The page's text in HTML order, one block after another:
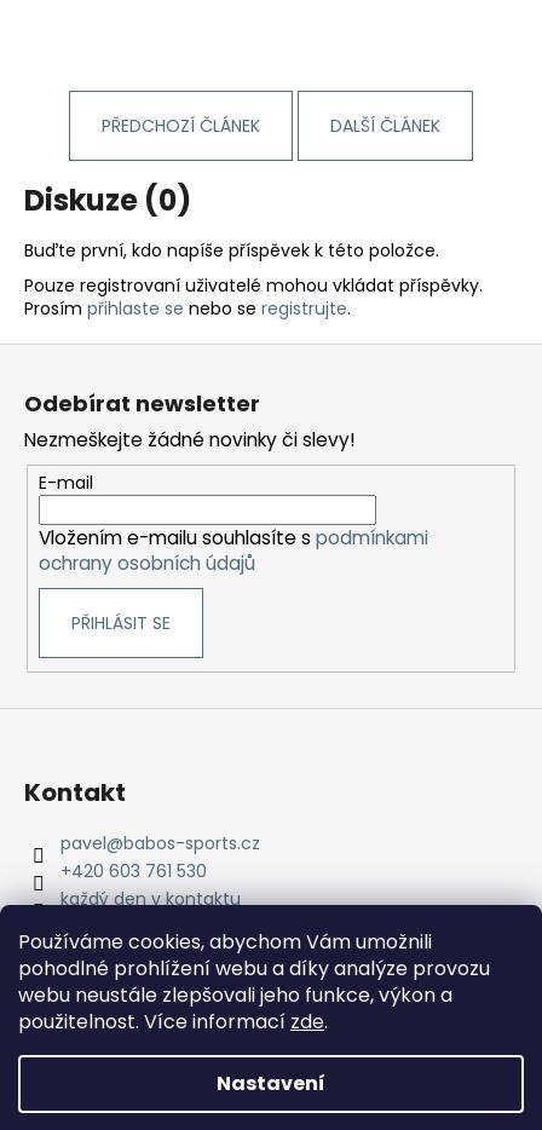
Používáme cookies, abychom Vám umožnili
pohodlné prohlížení webu a díky analýze provozu
webu neustále zlepšovali jeho funkce, výkon a
použitelnost. Více informací zde.
Nastavení
PŘEDCHOZÍ ČLÁNEK DALŠÍ ČLÁNEK
Diskuze (0)
Buďte první, kdo napíše příspěvek k této položce.
Pouze registrovaní uživatelé mohou vkládat příspěvky.
Prosím přihlaste se nebo se registrujte.
Odebírat newsletter
Nezmeškejte žádné novinky či slevy!
E-mail
Vložením e-mailu souhlasíte s podmínkami
ochrany osobních údajů
PŘIHLÁSIT SE
Kontakt
pavel@babos-sports.cz
+420 603 761 530
každý den v kontaktu